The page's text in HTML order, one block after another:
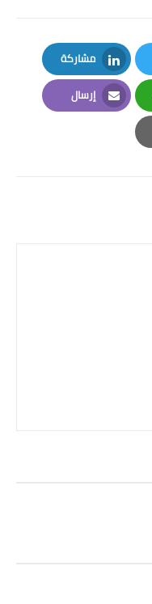
مشاركة
LinkedIn
إرسال
Email